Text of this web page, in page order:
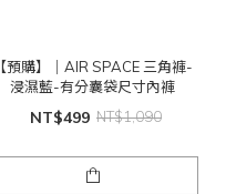
【預購】｜AIR SPACE 三角褲-
浸濕藍-有分囊袋尺寸內褲
NT$499 NT$1,090